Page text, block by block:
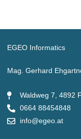
EGEO Informatics
Mag. Gerhard
Waldweg 7, 4892
0664 88454848
info@egeo.at